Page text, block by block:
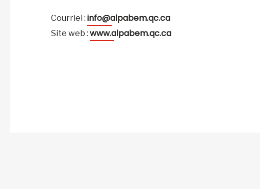
Courriel : info@alpabem.qc.ca
Site web : www.alpabem.qc.ca